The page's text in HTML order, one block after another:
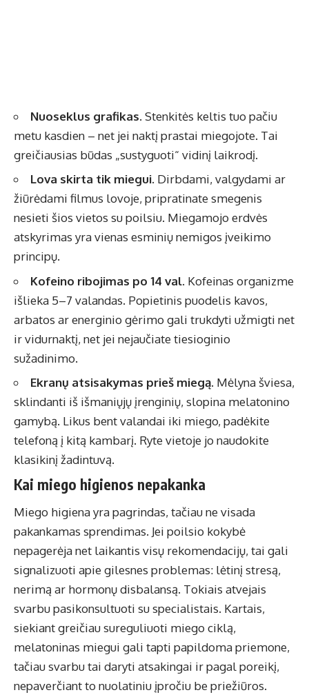
Nuoseklus grafikas. Stenkitės keltis tuo pačiu
metu kasdien – net jei naktį prastai miegojote. Tai
greičiausias būdas „sustyguoti“ vidinį laikrodį.
Lova skirta tik miegui. Dirbdami, valgydami ar
žiūrėdami filmus lovoje, pripratinate smegenis
nesieti šios vietos su poilsiu. Miegamojo erdvės
atskyrimas yra vienas esminių nemigos įveikimo
principų.
Kofeino ribojimas po 14 val. Kofeinas organizme
išlieka 5–7 valandas. Popietinis puodelis kavos,
arbatos ar energinio gėrimo gali trukdyti užmigti net
ir vidurnaktį, net jei nejaučiate tiesioginio
sužadinimo.
Ekranų atsisakymas prieš miegą. Mėlyna šviesa,
sklindanti iš išmaniųjų įrenginių, slopina melatonino
gamybą. Likus bent valandai iki miego, padėkite
telefoną į kitą kambarį. Ryte vietoje jo naudokite
klasikinį žadintuvą.
Kai miego higienos nepakanka
Miego higiena yra pagrindas, tačiau ne visada
pakankamas sprendimas. Jei poilsio kokybė
nepagerėja net laikantis visų rekomendacijų, tai gali
signalizuoti apie gilesnes problemas: lėtinį stresą,
nerimą ar hormonų disbalansą. Tokiais atvejais
svarbu pasikonsultuoti su specialistais. Kartais,
siekiant greičiau sureguliuoti miego ciklą,
melatoninas miegui gali tapti papildoma priemone,
tačiau svarbu tai daryti atsakingai ir pagal poreikį,
nepaverčiant to nuolatiniu įpročiu be priežiūros.